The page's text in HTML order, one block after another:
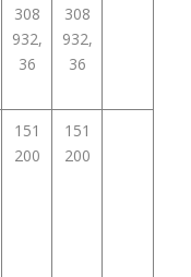
308
932,
36
308
932,
36
151
200
151
200